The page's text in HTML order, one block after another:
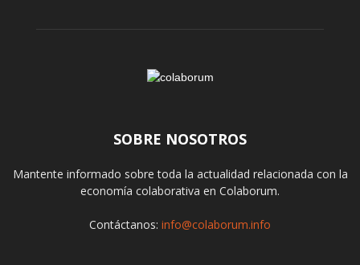
SOBRE NOSOTROS
Mantente informado sobre toda la actualidad relacionada con la
economía colaborativa en Colaborum.
Contáctanos: info@colaborum.info